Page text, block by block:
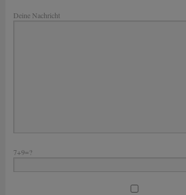
Deine Nachricht
7+9=?